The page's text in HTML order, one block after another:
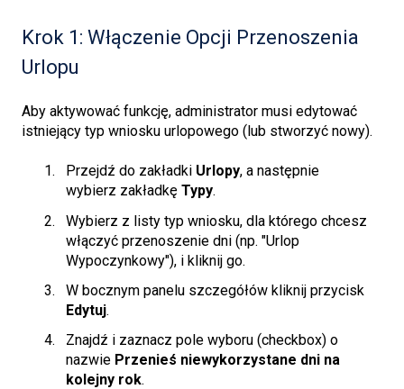
Krok 1: Włączenie Opcji Przenoszenia
Urlopu
Aby aktywować funkcję, administrator musi edytować
istniejący typ wniosku urlopowego (lub stworzyć nowy).
Przejdź do zakładki Urlopy, a następnie
wybierz zakładkę Typy.
Wybierz z listy typ wniosku, dla którego chcesz
włączyć przenoszenie dni (np. "Urlop
Wypoczynkowy"), i kliknij go.
W bocznym panelu szczegółów kliknij przycisk
Edytuj.
Znajdź i zaznacz pole wyboru (checkbox) o
nazwie Przenieś niewykorzystane dni na
kolejny rok.